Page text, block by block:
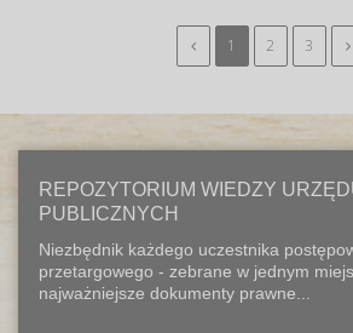
1 2 3
REPOZYTORIUM WIEDZY
PUBLICZNYCH
Niezbędnik każdego uczestnika
przetargowego - zebrane w jednym
najważniejsze dokumenty prawne...